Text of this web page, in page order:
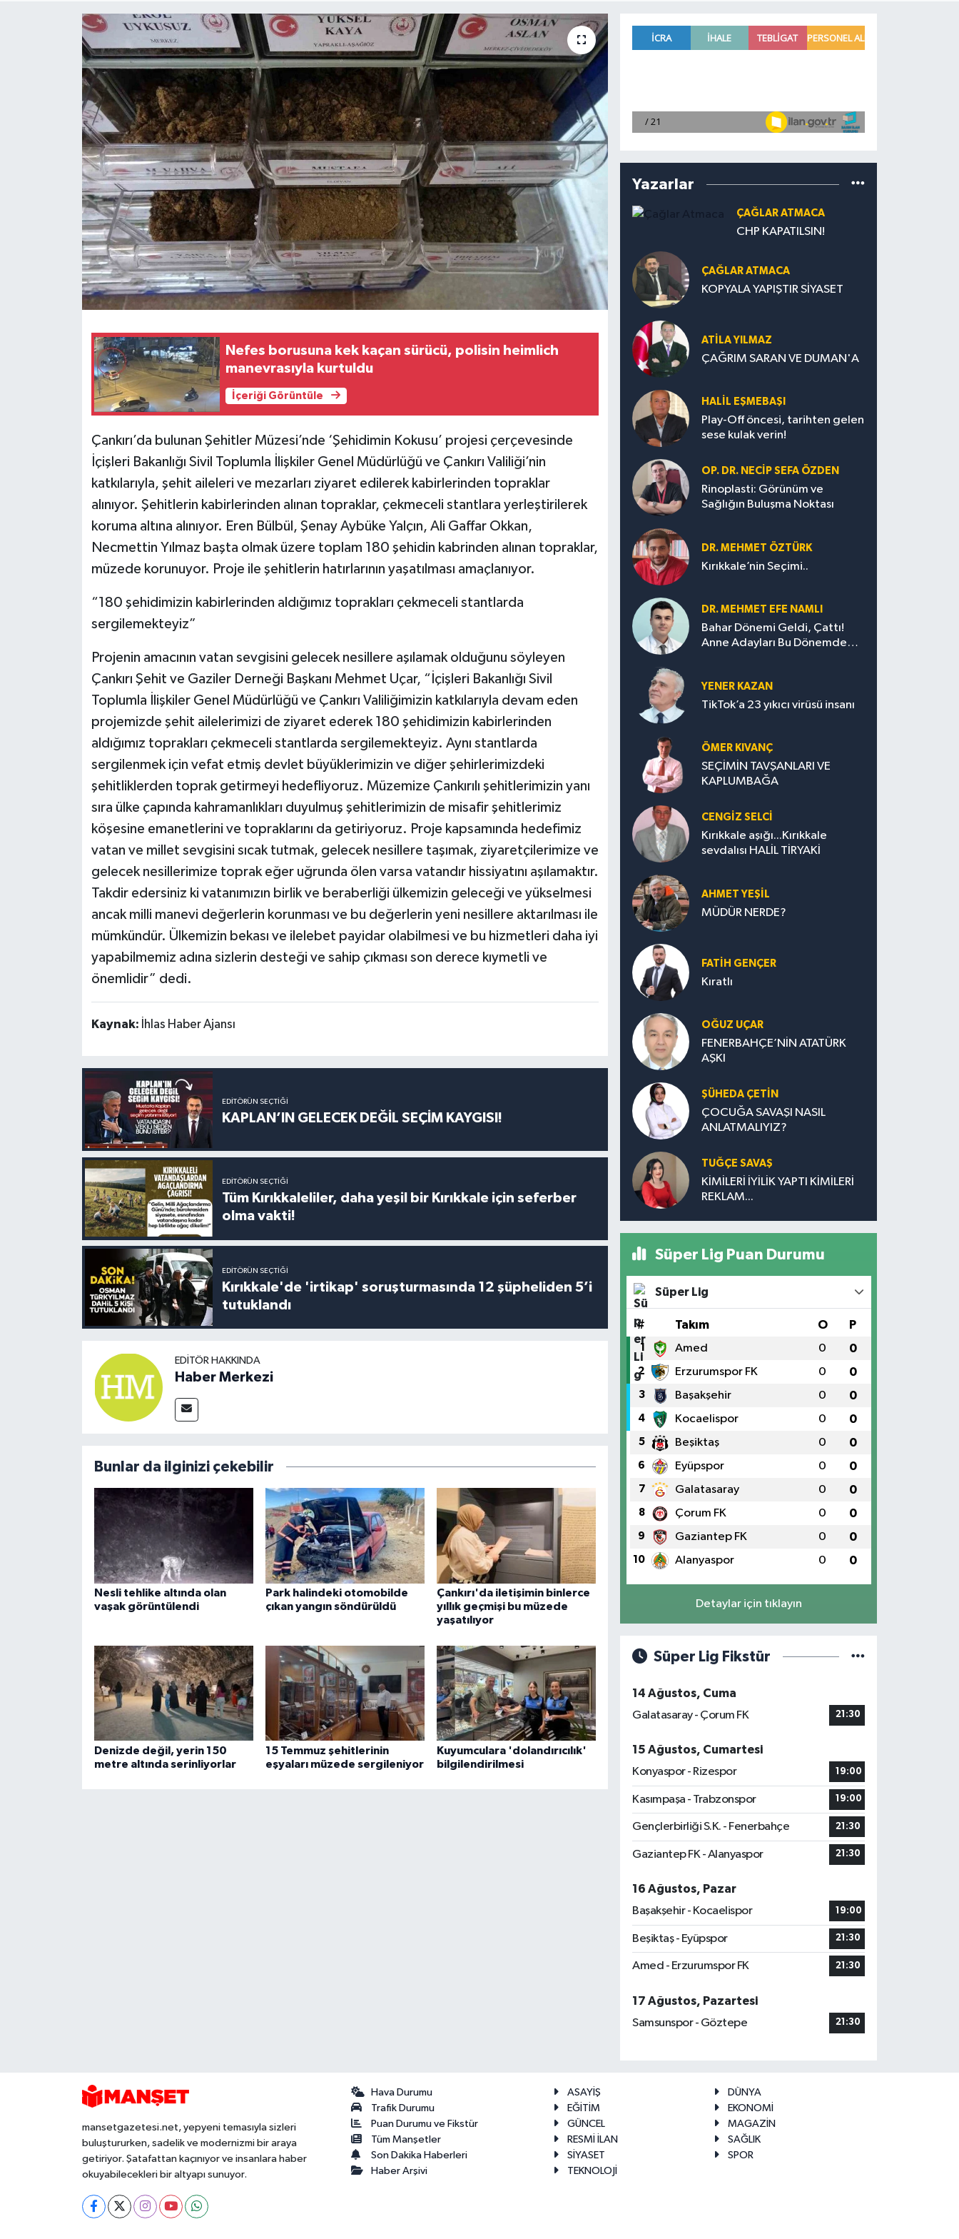
Nefes borusuna kek kaçan sürücü, polisin heimlich
manevrasıyla kurtuldu
İçeriği Görüntüle
Çankırı’da bulunan Şehitler Müzesi’nde ‘Şehidimin Kokusu’ projesi çerçevesinde
İçişleri Bakanlığı Sivil Toplumla İlişkiler Genel Müdürlüğü ve Çankırı Valiliği’nin
katkılarıyla, şehit aileleri ve mezarları ziyaret edilerek kabirlerinden topraklar
alınıyor. Şehitlerin kabirlerinden alınan topraklar, çekmeceli stantlara yerleştirilerek
koruma altına alınıyor. Eren Bülbül, Şenay Aybüke Yalçın, Ali Gaffar Okkan,
Necmettin Yılmaz başta olmak üzere toplam 180 şehidin kabrinden alınan topraklar,
müzede korunuyor. Proje ile şehitlerin hatırlarının yaşatılması amaçlanıyor.
“180 şehidimizin kabirlerinden aldığımız toprakları çekmeceli stantlarda
sergilemekteyiz”
Projenin amacının vatan sevgisini gelecek nesillere aşılamak olduğunu söyleyen
Çankırı Şehit ve Gaziler Derneği Başkanı Mehmet Uçar, “İçişleri Bakanlığı Sivil
Toplumla İlişkiler Genel Müdürlüğü ve Çankırı Valiliğimizin katkılarıyla devam eden
projemizde şehit ailelerimizi de ziyaret ederek 180 şehidimizin kabirlerinden
aldığımız toprakları çekmeceli stantlarda sergilemekteyiz. Aynı stantlarda
sergilenmek için vefat etmiş devlet büyüklerimizin ve diğer şehirlerimizdeki
şehitliklerden toprak getirmeyi hedefliyoruz. Müzemize Çankırılı şehitlerimizin yanı
sıra ülke çapında kahramanlıkları duyulmuş şehitlerimizin de misafir şehitlerimiz
köşesine emanetlerini ve topraklarını da getiriyoruz. Proje kapsamında hedefimiz
vatan ve millet sevgisini sıcak tutmak, gelecek nesillere taşımak, ziyaretçilerimize ve
gelecek nesillerimize toprak eğer uğrunda ölen varsa vatandır hissiyatını aşılamaktır.
Takdir edersiniz ki vatanımızın birlik ve beraberliği ülkemizin geleceği ve yükselmesi
ancak milli manevi değerlerin korunması ve bu değerlerin yeni nesillere aktarılması ile
mümkündür. Ülkemizin bekası ve ilelebet payidar olabilmesi ve bu hizmetleri daha iyi
yapabilmemiz adına sizlerin desteği ve sahip çıkması son derece kıymetli ve
önemlidir” dedi.
Kaynak: İhlas Haber Ajansı
EDITÖRÜN SEÇTIĞI
KAPLAN’IN GELECEK DEĞİL SEÇİM KAYGISI!
EDITÖRÜN SEÇTIĞI
Tüm Kırıkkaleliler, daha yeşil bir Kırıkkale için seferber
olma vakti!
EDITÖRÜN SEÇTIĞI
Kırıkkale'de 'irtikap' soruşturmasında 12 şüpheliden 5’i
tutuklandı
EDITÖR HAKKINDA
Haber Merkezi
Bunlar da ilginizi çekebilir
Nesli tehlike altında olan
vaşak görüntülendi
Park halindeki otomobilde
çıkan yangın söndürüldü
Çankırı'da iletişimin binlerce
yıllık geçmişi bu müzede
yaşatılıyor
Denizde değil, yerin 150
metre altında serinliyorlar
15 Temmuz şehitlerinin
eşyaları müzede sergileniyor
Kuyumculara 'dolandırıcılık'
bilgilendirilmesi
Yazarlar
ÇAĞLAR ATMACA
CHP KAPATILSIN!
ÇAĞLAR ATMACA
KOPYALA YAPIŞTIR SİYASET
ATILA YILMAZ
ÇAĞRIM SARAN VE DUMAN'A
HALIL EŞMEBAŞI
Play-Off öncesi, tarihten gelen
sese kulak verin!
OP. DR. NECIP SEFA ÖZDEN
Rinoplasti: Görünüm ve
Sağlığın Buluşma Noktası
DR. MEHMET ÖZTÜRK
Kırıkkale’nin Seçimi..
DR. MEHMET EFE NAMLI
Bahar Dönemi Geldi, Çattı!
Anne Adayları Bu Dönemde
YENER KAZAN
TikTok’a 23 yıkıcı virüsü insanı
ÖMER KIVANÇ
SEÇİMİN TAVŞANLARI VE
KAPLUMBAĞA
CENGİZ SELCİ
Kırıkkale aşığı...Kırıkkale
sevdalısı HALİL TİRYAKİ
AHMET YEŞİL
MÜDÜR NERDE?
FATIH GENÇER
Kıratlı
OĞUZ UÇAR
FENERBAHÇE’NİN ATATÜRK
AŞKI
ŞÜHEDA ÇETİN
ÇOCUĞA SAVAŞI NASIL
ANLATMALIYIZ?
TUĞÇE SAVAŞ
KİMİLERİ İYİLİK YAPTI KİMİLERİ
REKLAM...
Süper Lig Puan Durumu
Süper Lig
# Takım O P
1 Amed 0 0
2 Erzurumspor FK 0 0
3 Başakşehir 0 0
4 Kocaelispor 0 0
5 Beşiktaş 0 0
6 Eyüpspor 0 0
7 Galatasaray 0 0
8 Çorum FK 0 0
9 Gaziantep FK 0 0
10 Alanyaspor 0 0
Detaylar için tıklayın
Süper Lig Fikstür
14 Ağustos, Cuma
Galatasaray - Çorum FK
21:30
15 Ağustos, Cumartesi
Konyaspor - Rizespor
19:00
Kasımpaşa - Trabzonspor 19:00
Gençlerbirliği S.K. - Fenerbahçe 21:30
Gaziantep FK - Alanyaspor 21:30
16 Ağustos, Pazar
Başakşehir - Kocaelispor
19:00
Beşiktaş - Eyüpspor 21:30
Amed - Erzurumspor FK 21:30
17 Ağustos, Pazartesi
Samsunspor - Göztepe
21:30
mansetgazetesi.net, yepyeni temasıyla sizleri
buluştururken, sadelik ve modernizmi bir araya
getiriyor. Şatafattan kaçınıyor ve insanlara haber
okuyabilecekleri bir altyapı sunuyor.
Hava Durumu
Trafik Durumu
Puan Durumu ve Fikstür
Tüm Manşetler
Son Dakika Haberleri
Haber Arşivi
ASAYİŞ
DÜNYA
EĞİTİM
EKONOMİ
GÜNCEL
MAGAZİN
RESMİ İLAN
SAĞLIK
SİYASET
SPOR
TEKNOLOJİ